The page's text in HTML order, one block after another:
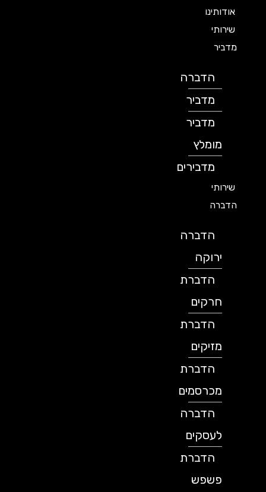
אודותינו
שירותי
מדביר
הדברה
מדביר
מדביר
מומלץ
מדבירים
שירותי
הדברה
הדברה
ירוקה
הדברת
חרקים
הדברת
מזיקים
הדברת
מכרסמים
הדברה
לעסקים
הדברת
פשפש